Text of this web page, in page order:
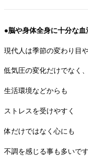
●脳や身体全身に十分な血
現代人は季節の変わり目
低気圧の変化だけでなく、
生活環境などからも
ストレスを受けやすく
体だけではなく心にも
不調を感じる事も多いです